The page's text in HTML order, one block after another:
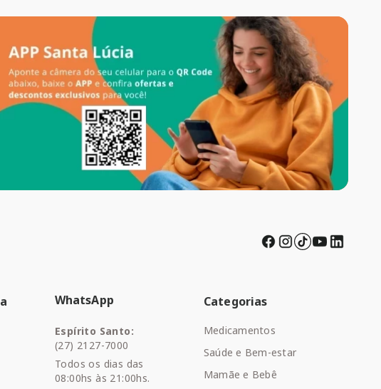
WhatsApp
Espírito Santo:
(27) 2127-7000
Todos os dias das
08:00hs às 21:00hs.
Categorias
Medicamentos
Saúde e Bem-estar
Mamãe e Bebê